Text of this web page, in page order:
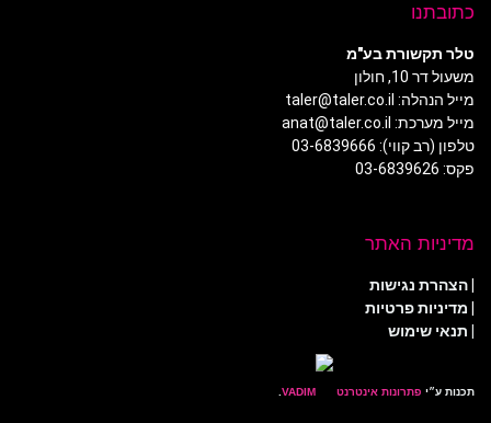
כתובתנו
טלר תקשורת בע"מ
משעול דר 10, חולון
מייל הנהלה: taler@taler.co.il
מייל מערכת: anat@taler.co.il
טלפון (רב קווי): 03-6839666
פקס: 03-6839626
מדיניות האתר
|הצהרת נגישות
| מדיניות פרטיות
| תנאי שימוש
תכנות ע״י פתרונות אינטרנט